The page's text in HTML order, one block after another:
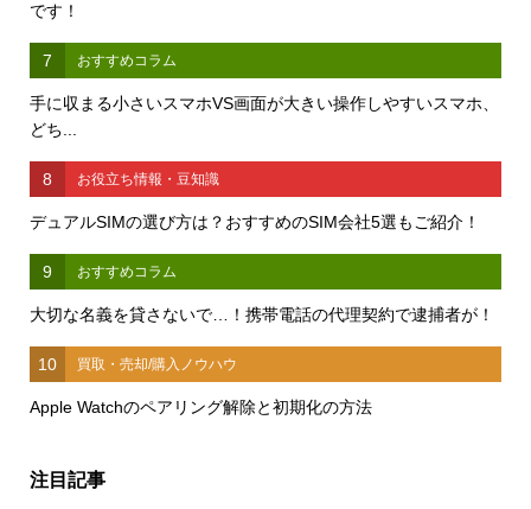
です！
7 おすすめコラム
手に収まる小さいスマホVS画面が大きい操作しやすいスマホ、
どち...
8 お役立ち情報・豆知識
デュアルSIMの選び方は？おすすめのSIM会社5選もご紹介！
9 おすすめコラム
大切な名義を貸さないで…！携帯電話の代理契約で逮捕者が！
10 買取・売却/購入ノウハウ
Apple Watchのペアリング解除と初期化の方法
注目記事